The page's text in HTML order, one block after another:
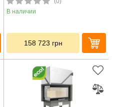
В наличии
158 723 грн